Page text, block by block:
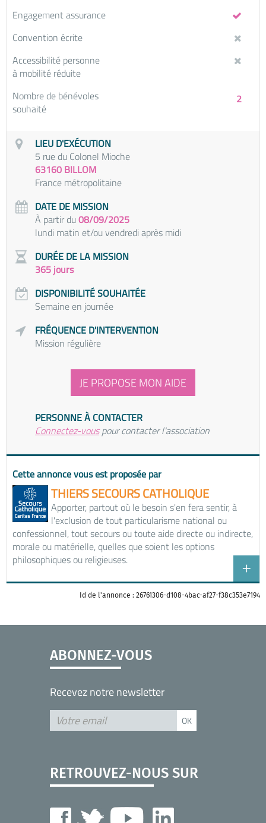
Engagement assurance
Convention écrite
Accessibilité personne
à mobilité réduite
2
Nombre de bénévoles
souhaité
LIEU D'EXÉCUTION
5 rue du Colonel Mioche
63160 BILLOM
France métropolitaine
DATE DE MISSION
À partir du08/09/2025
lundi matin et/ou vendredi après midi
DURÉE DE LA MISSION
365 jours
DISPONIBILITÉ SOUHAITÉE
Semaine en journée
FRÉQUENCE D'INTERVENTION
Mission régulière
JE PROPOSE MON AIDE
PERSONNE À CONTACTER
Connectez-vouspour contacter l'association
Cette annonce vous est proposée par
THIERS SECOURS CATHOLIQUE
Apporter, partout où le besoin s'en fera sentir, à
l'exclusion de tout particularisme national ou
confessionnel, tout secours ou toute aide directe ou indirecte,
morale ou matérielle, quelles que soient les options
philosophiques ou religieuses.
Id de l'annonce : 26761306-d108-4bac-af27-f38c353e7194
ABONNEZ-VOUS
Recevez notre newsletter
RETROUVEZ-NOUS SUR